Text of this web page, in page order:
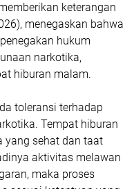
keterangan
menegaskan bahwa
hukum
narkotika,
hiburan malam.
toleransi terhadap
Tempat hiburan
yang sehat dan taat
aktivitas melawan
maka proses